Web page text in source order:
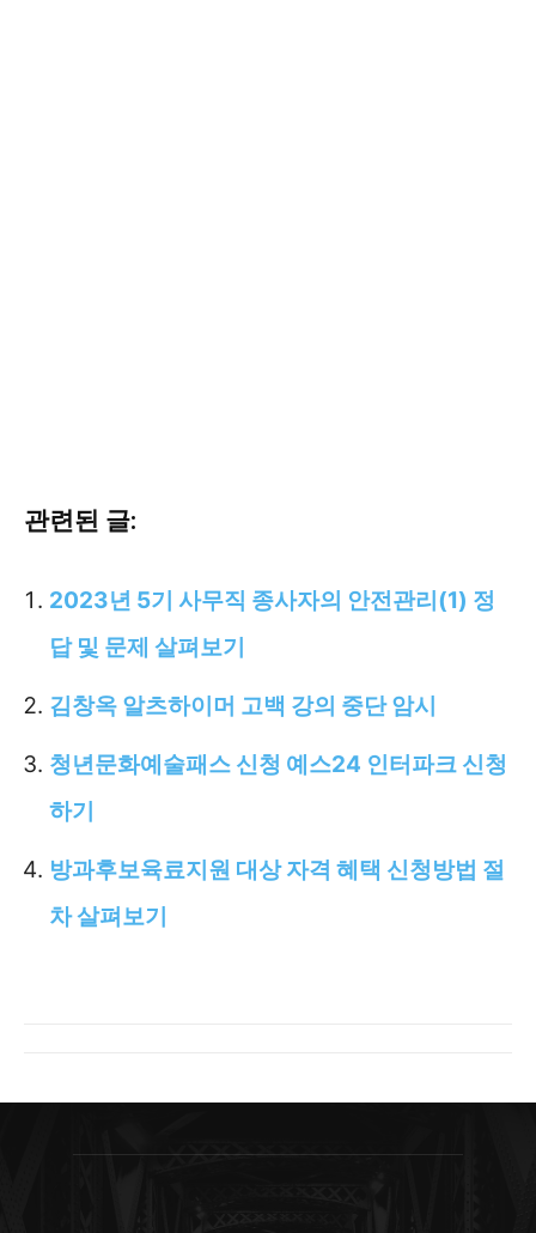
관련된 글:
2023년 5기 사무직 종사자의 안전관리(1) 정
답 및 문제 살펴보기
김창옥 알츠하이머 고백 강의 중단 암시
청년문화예술패스 신청 예스24 인터파크 신청
하기
방과후보육료지원 대상 자격 혜택 신청방법 절
차 살펴보기